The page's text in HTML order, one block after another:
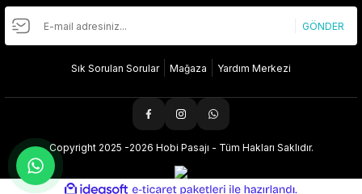
GÖNDER
Sık Sorulan Sorular Mağaza Yardım Merkezi
Copyright 2025 -2026 Hobi Pasajı - Tüm Hakları Saklıdır.
ideasoft e-